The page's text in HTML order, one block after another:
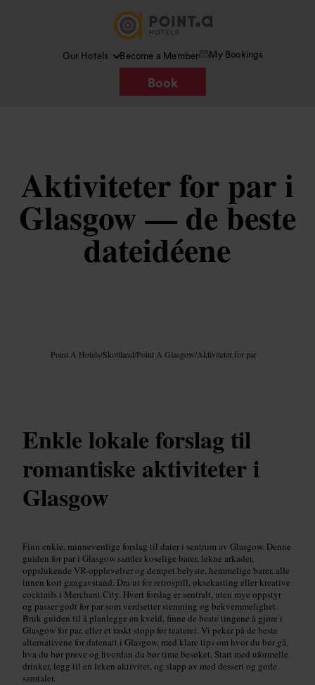
Our Hotels Become a Member My Bookings
Book
Aktiviteter for par i
Glasgow — de beste
dateidéene
Point A Hotels/Skottland/Point A Glasgow/Aktiviteter for par
Enkle lokale forslag til
romantiske aktiviteter i
Glasgow
Finn enkle, minneverdige forslag til dater i sentrum av Glasgow. Denne
guiden for par i Glasgow samler koselige barer, lekne arkader,
oppslukende VR-opplevelser og dempet belyste, hemmelige barer, alle
innen kort gangavstand. Dra ut for retrospill, øksekasting eller kreative
cocktails i Merchant City. Hvert forslag er sentralt, uten mye oppstyr
og passer godt for par som verdsetter stemning og bekvemmelighet.
Bruk guiden til å planlegge en kveld, finne de beste tingene å gjøre i
Glasgow for par, eller et raskt stopp før teateret. Vi peker på de beste
alternativene for datenatt i Glasgow, med klare tips om hvor du bør gå,
hva du bør prøve og hvordan du bør time besøket. Start med uformelle
drinker, legg til en leken aktivitet, og slapp av med dessert og gode
samtaler.